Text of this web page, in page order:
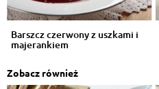
Barszcz czerwony z uszkami i
majerankiem
Zobacz również